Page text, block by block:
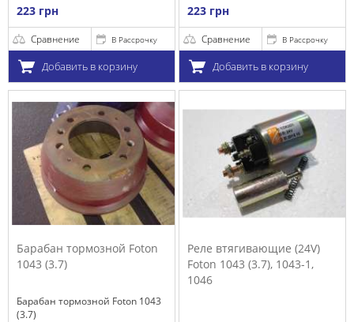
223 грн
Сравнение В Рассрочку
Добавить в корзину
223 грн
Сравнение В Рассрочку
Добавить в корзину
Барабан тормозной Foton
1043 (3.7)
Барабан тормозной Foton 1043
(3.7)
Реле втягивающие (24V)
Foton 1043 (3.7), 1043-1,
1046